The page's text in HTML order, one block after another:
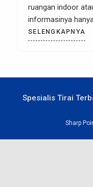
ruangan indoor
informasinya
SELENGKAPNYA
Spesialis Tirai
Sharp